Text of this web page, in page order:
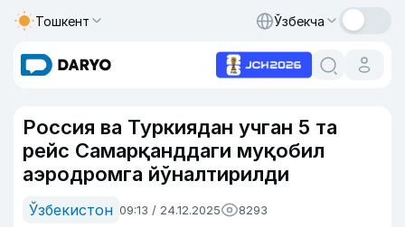
Тошкент Ўзбекча
Россия ва Туркиядан учган 5 та
рейс Самарқанддаги муқобил
аэродромга йўналтирилди
Ўзбекистон 09:13 / 24.12.2025 8293